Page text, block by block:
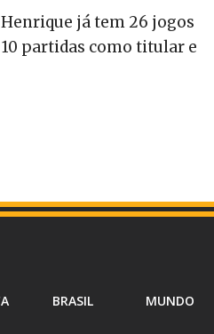
já tem 26 jogos
partidas como titular e
BRASIL MUNDO